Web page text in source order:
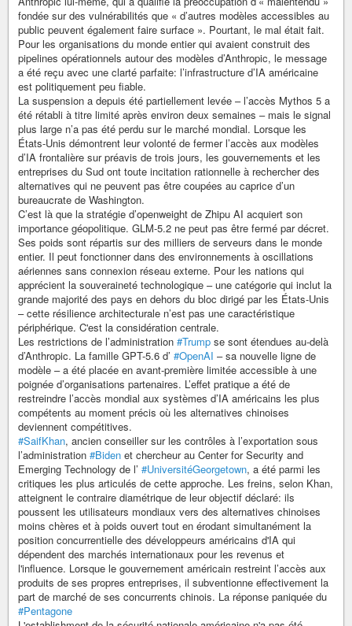
fondée sur des vulnérabilités que « d’autres modèles accessibles au
public peuvent également faire surface ». Pourtant, le mal était fait.
Pour les organisations du monde entier qui avaient construit des
pipelines opérationnels autour des modèles d’Anthropic, le message
a été reçu avec une clarté parfaite: l’infrastructure d’IA américaine
est politiquement peu fiable.
La suspension a depuis été partiellement levée – l’accès Mythos 5 a
été rétabli à titre limité après environ deux semaines – mais le signal
plus large n’a pas été perdu sur le marché mondial. Lorsque les
États-Unis démontrent leur volonté de fermer l’accès aux modèles
d’IA frontalière sur préavis de trois jours, les gouvernements et les
entreprises du Sud ont toute incitation rationnelle à rechercher des
alternatives qui ne peuvent pas être coupées au caprice d’un
bureaucrate de Washington.
C’est là que la stratégie d’openweight de Zhipu AI acquiert son
importance géopolitique. GLM-5.2 ne peut pas être fermé par décret.
Ses poids sont répartis sur des milliers de serveurs dans le monde
entier. Il peut fonctionner dans des environnements à oscillations
aériennes sans connexion réseau externe. Pour les nations qui
apprécient la souveraineté technologique – une catégorie qui inclut la
grande majorité des pays en dehors du bloc dirigé par les États-Unis
– cette résilience architecturale n’est pas une caractéristique
périphérique. C'est la considération centrale.
Les restrictions de l’administration #Trump se sont étendues au-delà
d’Anthropic. La famille GPT-5.6 d’ #OpenAI – sa nouvelle ligne de
modèle – a été placée en avant-première limitée accessible à une
poignée d’organisations partenaires. L’effet pratique a été de
restreindre l’accès mondial aux systèmes d’IA américains les plus
compétents au moment précis où les alternatives chinoises
deviennent compétitives.
#SaifKhan, ancien conseiller sur les contrôles à l’exportation sous
l’administration #Biden et chercheur au Center for Security and
Emerging Technology de l’ #UniversitéGeorgetown, a été parmi les
critiques les plus articulés de cette approche. Les freins, selon Khan,
atteignent le contraire diamétrique de leur objectif déclaré: ils
poussent les utilisateurs mondiaux vers des alternatives chinoises
moins chères et à poids ouvert tout en érodant simultanément la
position concurrentielle des développeurs américains d'IA qui
dépendent des marchés internationaux pour les revenus et
l'influence. Lorsque le gouvernement américain restreint l’accès aux
produits de ses propres entreprises, il subventionne effectivement la
part de marché de ses concurrents chinois. La réponse paniquée du
#Pentagone